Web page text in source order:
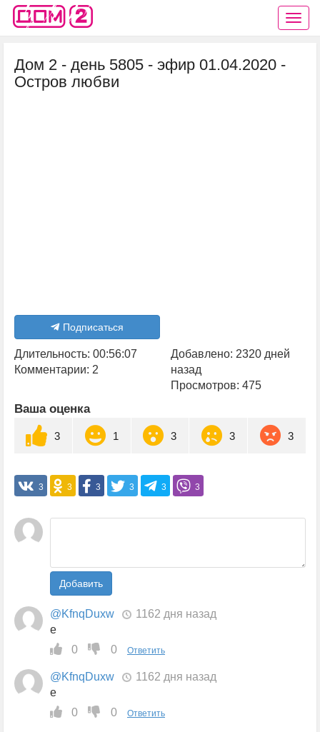
Дом 2 - день 5805 - эфир 01.04.2020 -
Остров любви
Подписаться
Длительность: 00:56:07
Комментарии: 2
Добавлено: 2320 дней
назад
Просмотров: 475
Ваша оценка
3 1 3 3 3
3 3 3 3 3 3
Добавить
@KfnqDuxw
1162 дня назад
e
0
0 Ответить
@KfnqDuxw
1162 дня назад
e
0
0 Ответить